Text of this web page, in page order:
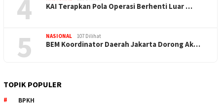
4 KAI Terapkan Pola Operasi Berhenti Luar …
5 NASIONAL 107 Dilihat
BEM Koordinator Daerah Jakarta Dorong Ak…
TOPIK POPULER
BPKH